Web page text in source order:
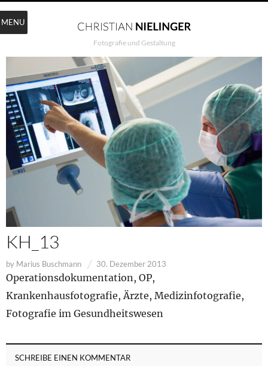
Fotografie und Gestaltung
KH_13
by Marius Buschmann 30. Dezember 2013
Operationsdokumentation, OP,
Krankenhausfotografie, Ärzte, Medizinfotografie,
Fotografie im Gesundheitswesen
SCHREIBE EINEN KOMMENTAR
MENU